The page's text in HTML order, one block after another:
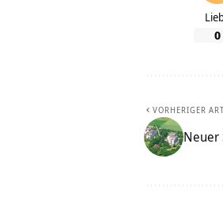
0
VORHERIGER
Neuer